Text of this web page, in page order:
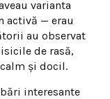
varianta
activă — erau
au observat
de rasă,
și docil.
interesante